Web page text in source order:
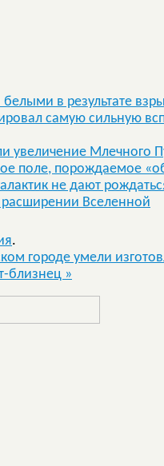
в результате
самую сильную
увеличение Млечного
поле, порождаемое
не дают
Вселенной
.
городе умели
близнец »